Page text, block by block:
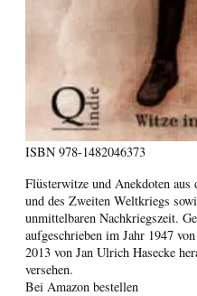
ISBN 978-1482046373
Flüsterwitze und Anekdoten
und des Zweiten Weltkriegs
unmittelbaren Nachkriegszeit.
aufgeschrieben im Jahr 1947
2013 von Jan Ulrich Hasecke
versehen.
Bei Amazon bestellen